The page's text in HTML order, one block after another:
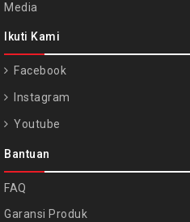
Media
Ikuti Kami
Facebook
Instagram
Youtube
Bantuan
FAQ
Garansi Produk